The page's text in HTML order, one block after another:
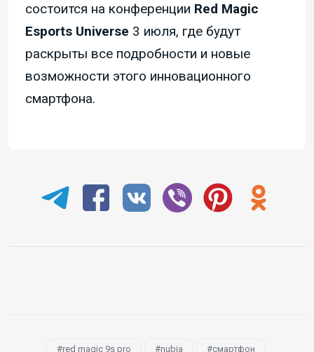
состоится на конференции Red Magic
Esports Universe 3 июля, где будут
раскрыты все подробности и новые
возможности этого инновационного
смартфона.
red magic 9s pro nubia смартфон